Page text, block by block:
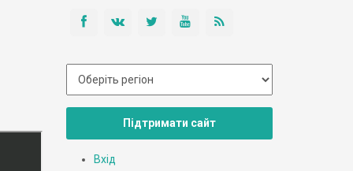
Підтримати сайт
Вхід